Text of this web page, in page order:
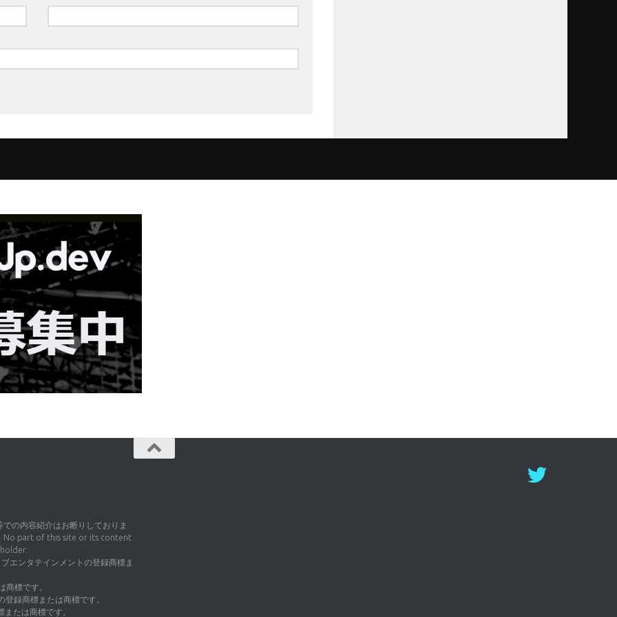
の内容紹介はお断りしておりま
No part of this site or its content
エンタテインメントの登録商標ま
標です。
録商標または商標です。
たは商標です。